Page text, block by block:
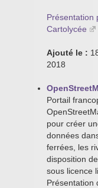
Présentation
Cartolycée
Ajouté le :
2018
Portail
pour créer
données
ferrées, les
disposition
sous licence
Présentation